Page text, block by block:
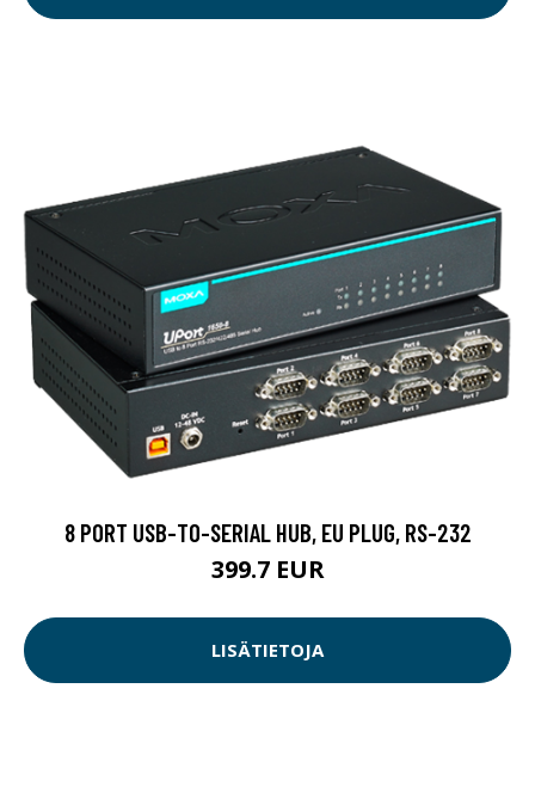
8 PORT USB-TO-SERIAL HUB, EU PLUG, RS-232
399.7 EUR
LISÄTIETOJA